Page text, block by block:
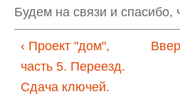
Будем на связи и спасибо,
‹ Проект "дом",
часть 5. Переезд.
Сдача ключей.